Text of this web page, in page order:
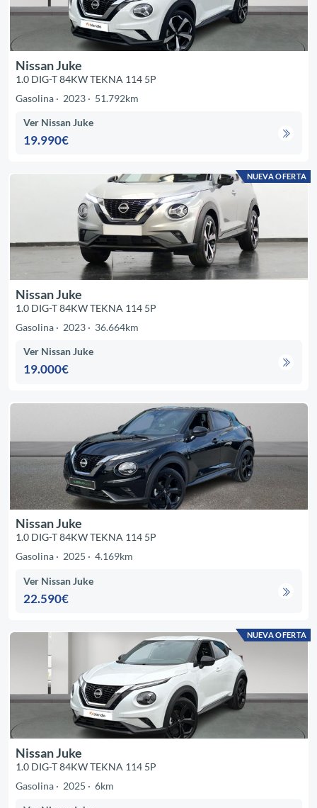
Nissan Juke
1.0 DIG-T 84KW TEKNA 114 5P
Gasolina
2023 51.792km
Ver Nissan Juke
19.990€
NUEVA OFERTA
Nissan Juke
1.0 DIG-T 84KW TEKNA 114 5P
Gasolina
2023 36.664km
Ver Nissan Juke
19.000€
Nissan Juke
1.0 DIG-T 84KW TEKNA 114 5P
Gasolina
2025 4.169km
Ver Nissan Juke
22.590€
NUEVA OFERTA
Nissan Juke
1.0 DIG-T 84KW TEKNA 114 5P
Gasolina
2025 6km